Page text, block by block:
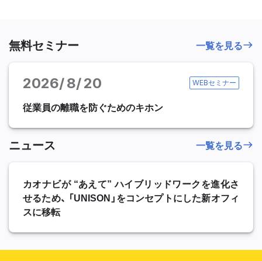
無料セミナー
2026 8 20 WEBセミナー
従業員の離職を防ぐためのキホン
一覧を見る
ニュース
カオナビが “あえて” ハイブリッドワークを進化さ
せるため、 「UNISON」をコンセプトにした新オフィ
スに移転
一覧を見る